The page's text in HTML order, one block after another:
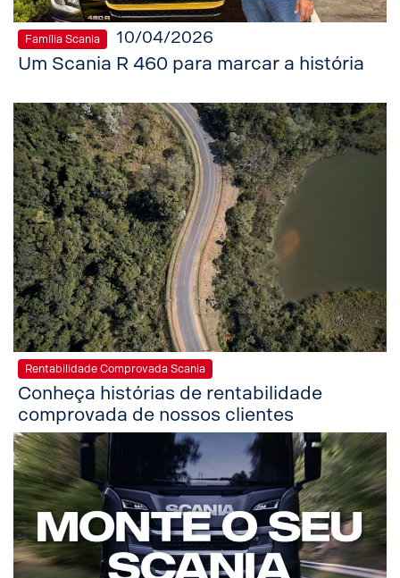
Família Scania 10/04/2026
Um Scania R 460 para marcar a história
Rentabilidade Comprovada Scania
Conheça histórias de rentabilidade
comprovada de nossos clientes